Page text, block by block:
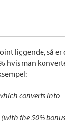
liggende, så
hvis man
converts into
the 50%